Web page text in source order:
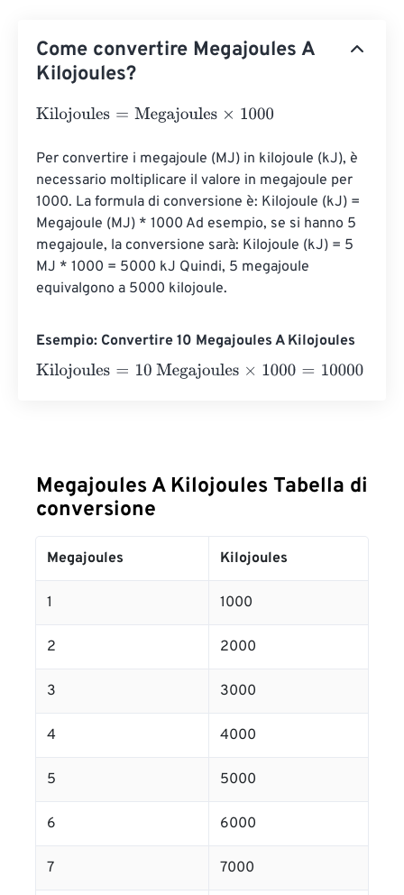
Come convertire Megajoules A
Kilojoules?
Kilojoules=Megajoules×1000
Per convertire i megajoule (MJ) in kilojoule (kJ), è
necessario moltiplicare il valore in megajoule per
1000. La formula di conversione è: Kilojoule (kJ) =
Megajoule (MJ) * 1000 Ad esempio, se si hanno 5
megajoule, la conversione sarà: Kilojoule (kJ) = 5
MJ * 1000 = 5000 kJ Quindi, 5 megajoule
equivalgono a 5000 kilojoule.
Esempio: Convertire 10 Megajoules A Kilojoules
Kilojoules=10 Megajoules×1000 =10000 Kilojoules
Megajoules A Kilojoules Tabella di
conversione
Megajoules Kilojoules
1 1000
2 2000
3 3000
4 4000
5 5000
6 6000
7 7000